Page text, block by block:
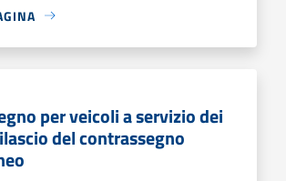
per veicoli a servizio dei
del contrassegno